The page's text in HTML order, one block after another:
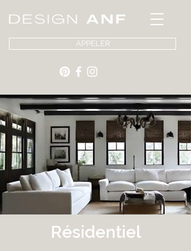
APPELER
Résidentiel